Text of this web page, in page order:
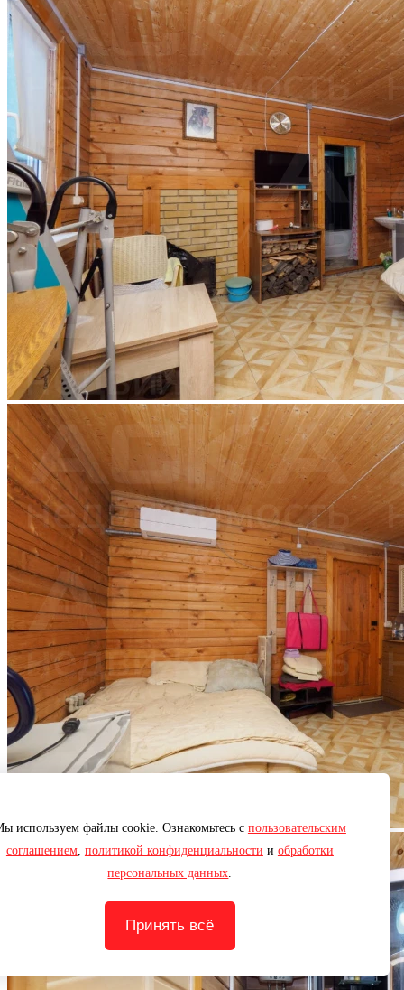
используем файлы cookie. Ознакомьтесь с пользовательским
соглашением, политикой конфиденциальности и обработки
персональных данных
Принять всё